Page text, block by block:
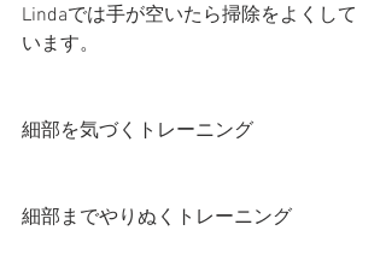
Lindaでは手が空いたら掃除をよくして
います。
細部を気づくトレーニング
細部までやりぬくトレーニング